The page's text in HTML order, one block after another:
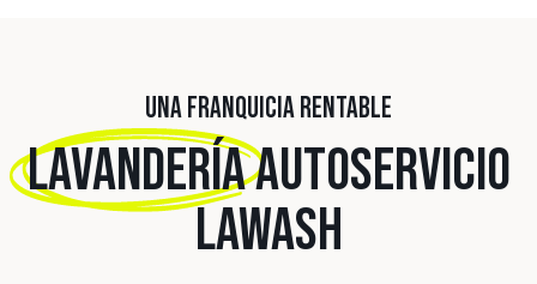
UNA FRANQUICIA RENTABLE
LAVANDERÍAAUTOSERVICIO
LAWASH